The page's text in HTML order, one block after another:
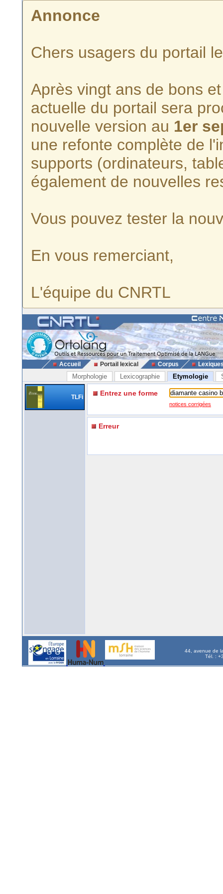
Annonce
Chers usagers du portail
Après vingt ans de bons
actuelle du portail sera
nouvelle version au 1er
une refonte complète de
supports (ordinateurs,
également de nouvelles
Vous pouvez tester la
En vous remerciant,
L'équipe du CNRTL
Accueil Portail lexical Corpus
Morphologie Lexicographie Etymologie
TLFi Entrez une forme
notices corrigées
Erreur
44, avenue de
Tél. :